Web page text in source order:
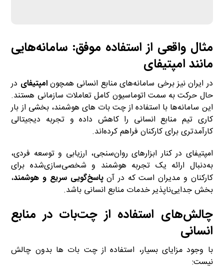
مثال واقعی از استفاده موفق: سامانه‌هایی
مانند امپتیفای
در ایران نیز برخی سامانه‌های منابع انسانی همچونامپتیفای در
حال حرکت به سمت اتوماسیون کامل تعاملات سازمانی هستند.
این سامانه‌ها با استفاده از چت بات های هوشمند، بخشی از بار
کاری تیم منابع انسانی را کاهش داده و تجربه دیجیتالی
کارآمدتری برای کارکنان فراهم کرده‌اند.
امپتیفای در کنار ابزارهای روان‌سنجی، ارزیابی و توسعه فردی،
به‌دنبال ارائه یک تجربه هوشمند و شخصی‌سازی‌شده برای
کارکنان و مدیران است که در آنپاسخ‌گویی سریع و هوشمند،
بخش جدایی‌ناپذیر خدمات منابع انسانی باشد.
چالش‌های استفاده از چت‌بات در منابع
انسانی
با وجود مزایای بسیار، استفاده از چت بات ها بدون چالش
نیست: